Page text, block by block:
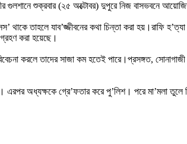
গুলশানে শুক্রবার (২৫ অক্টোবর) দুপুরে নিজ বাসভবনে
থাকে তাহলে যাব’জ্জীবনের কথা চিন্তা করা হয়।রাফি
করা হয়েছে।
করলে তাদের সাজা কম হতেই পারে।প্রসঙ্গত, সোনাগাজী
এরপর অধ্যক্ষকে গ্রে’ফতার করে পু’লিশ। পরে মা’মলা